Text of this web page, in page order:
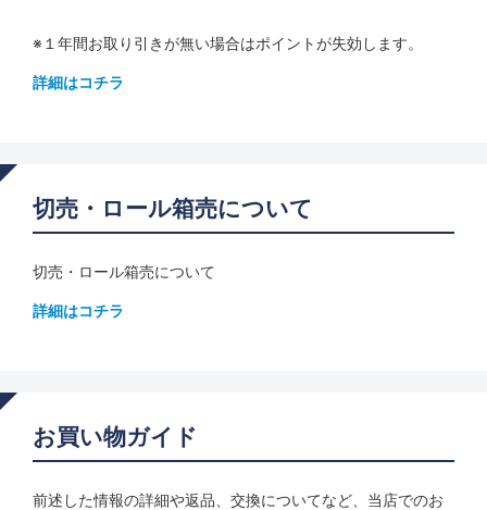
※１年間お取り引きが無い場合はポイントが失効します。
詳細はコチラ
切売・ロール箱売について
切売・ロール箱売について
詳細はコチラ
お買い物ガイド
前述した情報の詳細や返品、交換についてなど、当店でのお